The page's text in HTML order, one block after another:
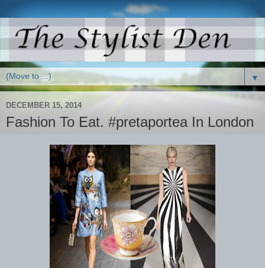
▼
DECEMBER 15, 2014
Fashion To Eat. #pretaportea In London